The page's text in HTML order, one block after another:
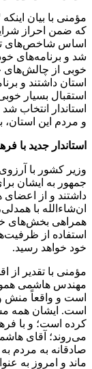
‌مؤمنی با بیان
که ضمن احراز
اساس شاخص‌های
شد و برنامه‌های
خوبی از چالش‌های
استان داشتند و
استقبال بسیار
استاندار انتخاب
و مردم این
استاندار جدید با
‌وزیر کشور با
جمهور به ایشان
داشتند و از اعضای
ان‌شاءالله با
همراهی بخش‌های
استفاده از
خود خواهد رسید.
مؤمنی با تقدیر از
مهندس هاشمی
است و واقعاً منش
است. ایشان همه
کرده است؛ و با
می‌روند؛ آقای
صادقانه به مردم
ماند و امروز به